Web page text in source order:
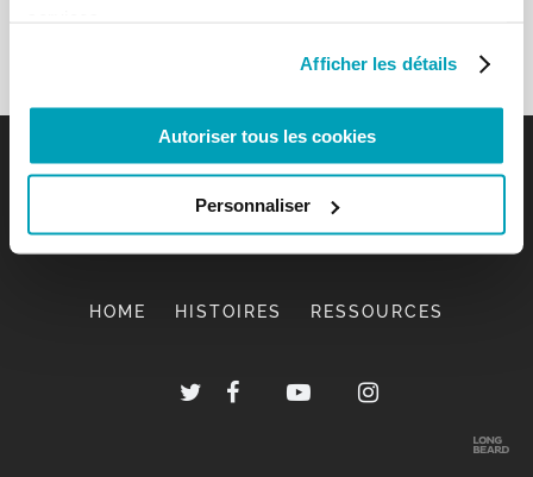
Afficher les détails
Autoriser tous les cookies
Personnaliser
HOME HISTOIRES RESSOURCES